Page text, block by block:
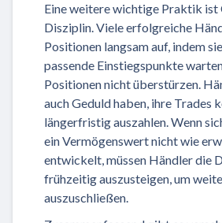
Eine weitere wichtige Praktik ist
Disziplin. Viele erfolgreiche
Positionen langsam auf, indem
passende Einstiegspunkte
Positionen nicht überstürzen.
auch Geduld haben, ihre Trades
längerfristig auszahlen. Wenn
ein Vermögenswert nicht wie
entwickelt, müssen Händler die
frühzeitig auszusteigen, um
auszuschließen.